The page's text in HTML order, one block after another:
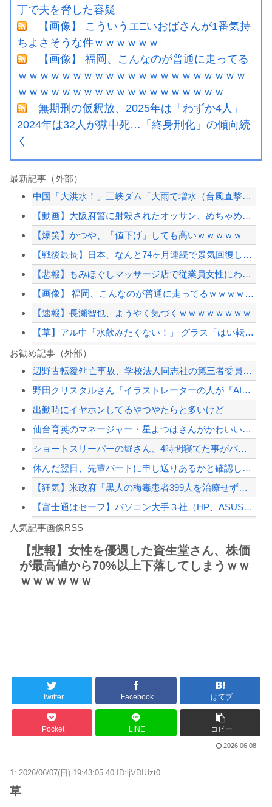
丁で夫を脅した容疑
【画像】 こういうエ□いおばさんが1番気持
ちよさそうな件ｗｗｗｗｗｗ
【画像】 福岡、こんなのが普通に走ってる
ｗｗｗｗｗｗｗｗｗｗｗｗｗｗｗｗｗｗｗｗｗ
ｗｗｗｗｗｗｗｗｗｗｗｗｗｗｗｗｗｗｗ
無期刑の仮釈放、2025年は「わずか4人」
2024年は32人が獄中死…「終身刑化」の傾向続
く
最新記事（外部）
中国「大洪水！」三峡ダム「大雨で増水（台風直撃前」中国ダム「緊急放流！」中国鉄道...
【動画】大阪府警に射殺されたオッサン、めちゃめちゃ苦しそうに死ぬ
【爆笑】かつや、「値下げ」しても高いｗｗｗｗｗ
【戦後最長】日本、なんと74ヶ月連続で景気回復していた‥‥
【悲報】もみほぐしマッサージ店で従業員女性にわいせつ行為かで男を逮捕ｗｗｗ
【画像】 福岡、こんなのが普通に走ってるｗｗｗｗｗｗｗｗｗｗｗｗｗｗｗｗｗｗｗｗ...
【速報】長瀬智也、ようやく気づくｗｗｗｗｗｗｗｗ
【草】アル中「水飲みたくない！」 グラス「はい転倒」
天音かなたは今頃新入社員としてがんばってるのかな
【事件】総額43億円超、人気アニメグッズを"大量注文しキャンセル"女逮捕…ネット...
女さん、ワンピースグッズを大量注文→全キャンセルで逮捕ｗｗｗ
【配信者】「金バエ」のSNS更新が1週間途絶え、様々な憶測が飛び交う。1週間ぶり...
Powered by livedoor 相互RSS
お勧め記事（外部）
辺野古転覆ﾀﾋ亡事故、学校法人同志社の第三者委員会が調査報告書を公表 … 安全配...
野田クリスタルさん「イラストレーターの人が『AIに仕事を奪われる』って言ってるけ...
出勤時にイヤホンしてるやつやたらと多いけど
仙台育英のマネージャー・星よつはさんがかわいいと話題に ウィンク動画や画像などが...
ショートスリーパーの堀さん、4時間寝てた事がバレる
休んだ翌日、先輩パートに申し送りあるかと確認したらいきなりキレられた。このパート...
【狂気】米政府「黒人の梅毒患者399人を治療せず放置したらどうなるか見たろ！」→...
【富士通はセーフ】パソコン大手３社（HP、ASUS、Acer） 中国製メモリーの...
白石「あ、あきら様……？」あきら「……白石」
【動画】野菜売りのおじさんにドローンを特攻させるおそロシア。
8/4のニュース
Powered by livedoor 相互RSS
人気記事画像RSS
【悲報】女性を優遇した資生堂さん、株価
が最高値から70%以上下落してしまうｗｗ
ｗｗｗｗｗｗ
Twitter Facebook はてブ
Pocket LINE コピー
2026.06.08
1: 2026/06/07(日) 19:43:05.40 ID:ljVDIUzt0
草